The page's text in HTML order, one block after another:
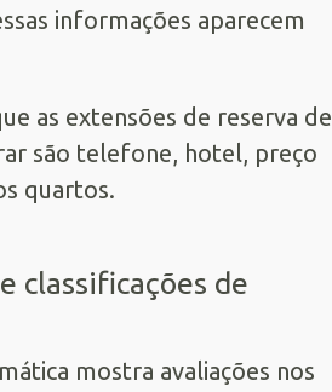
informações aparecem
as extensões de reserva de
são telefone, hotel, preço
quartos.
classificações de
mostra avaliações nos